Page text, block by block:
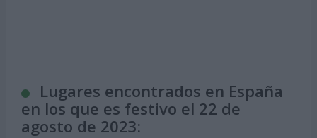
Lugares encontrados en España
en los que es festivo el 22 de
agosto de 2023: